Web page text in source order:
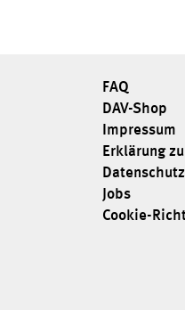
FAQ
DAV-Shop
Impressum
Erklärung
Jobs
Cookie-